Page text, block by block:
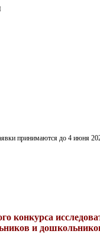
принимаются до 4 июня
конкурса
и